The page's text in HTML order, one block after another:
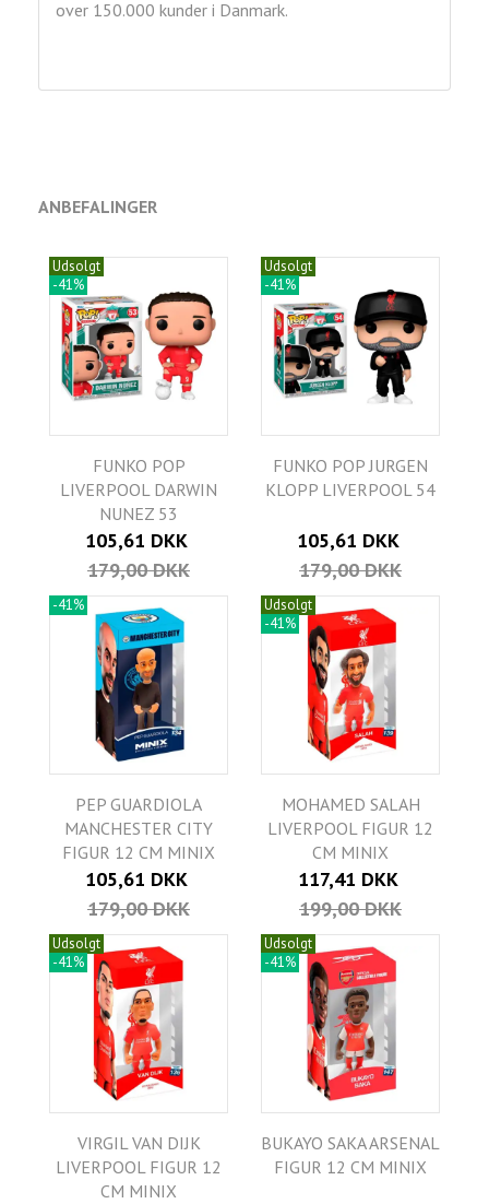
over 150.000 kunder i Danmark.
ANBEFALINGER
Udsolgt
-41%
FUNKO POP
LIVERPOOL DARWIN
NUNEZ 53
105,61 DKK
179,00 DKK
Udsolgt
-41%
FUNKO POP JURGEN
KLOPP LIVERPOOL 54
105,61 DKK
179,00 DKK
-41%
PEP GUARDIOLA
MANCHESTER CITY
FIGUR 12 CM MINIX
105,61 DKK
179,00 DKK
Udsolgt
-41%
MOHAMED SALAH
LIVERPOOL FIGUR 12
CM MINIX
117,41 DKK
199,00 DKK
Udsolgt
-41%
VIRGIL VAN DIJK
LIVERPOOL FIGUR 12
CM MINIX
Udsolgt
-41%
BUKAYO SAKA ARSENAL
FIGUR 12 CM MINIX